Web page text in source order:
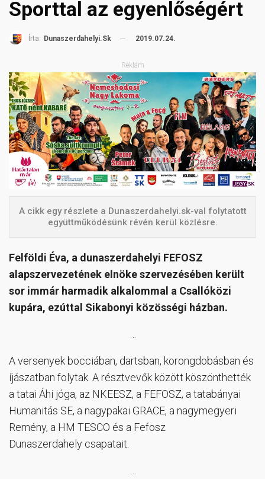
Sporttal az egyenlőségért
Írta: Dunaszerdahelyi.sk 2019.07.24.
Reklám
A cikk egy részlete a Dunaszerdahelyi.sk-val folytatott
együttműködésünk révén kerül közlésre.
Felföldi Éva, a dunaszerdahelyi FEFOSZ
alapszervezetének elnöke szervezésében került
sor immár harmadik alkalommal a Csallóközi
kupára, ezúttal Sikabonyi közösségi házban.
A versenyek bocciában, dartsban, korongdobásban és
íjászatban folytak. A résztvevők között köszönthették
a tatai Áhi jóga, az NKEESZ, a FEFOSZ, a tatabányai
Humanitás SE, a nagypakai GRACE, a nagymegyeri
Remény, a HM TESCO és a Fefosz
Dunaszerdahely csapatait.